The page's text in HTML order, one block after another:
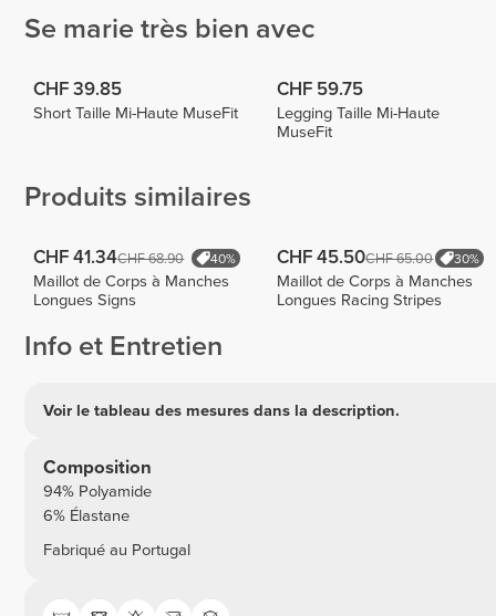
Se marie très bien avec
CHF 39.85
Short Taille Mi-Haute MuseFit
CHF 59.75
Legging Taille Mi-Haute
MuseFit
Produits similaires
CHF 41.34CHF 68.90 40%
Maillot de Corps à Manches
Longues Signs
CHF 45.50CHF 65.00 30%
Maillot de Corps à Manches
Longues Racing Stripes
Info et Entretien
Voir le tableau des mesures dans la description.
Composition
94% Polyamide
6% Élastane
Fabriqué au Portugal